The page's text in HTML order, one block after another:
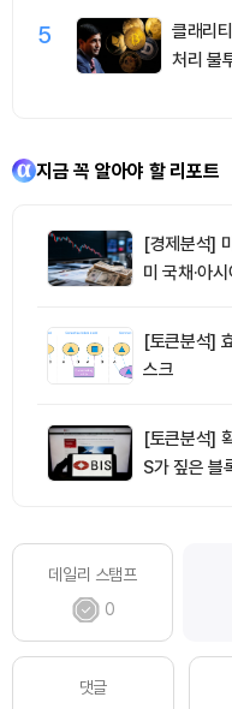
5
클래리
처리 불
지금 꼭 알아야 할 리포트
[경제분석]
미 국채·아
[토큰분석]
스크
[토큰분석]
S가 짚은 블
데일리 스탬프
0
댓글